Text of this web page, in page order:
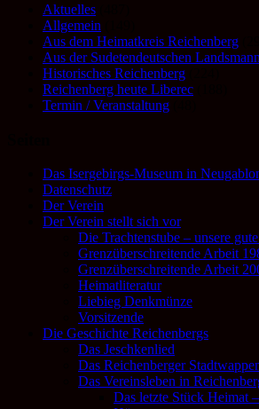
Aktuelles
Allgemein
Aus dem Heimatkreis Reichenberg
Aus der Sudetendeutschen
Historisches Reichenberg
Reichenberg heute Liberec
Termin / Veranstaltung
Das Isergebirgs-Museum in
Datenschutz
Der Verein
Der Verein stellt sich vor
Die Trachtenstube – unsere
Grenzüberschreitende Arbeit
Grenzüberschreitende Arbeit
Heimatliteratur
Liebieg Denkmünze
Vorsitzende
Die Geschichte Reichenbergs
Das Jeschkenlied
Das Reichenberger
Das Vereinsleben in
Das letzte Stück Heimat